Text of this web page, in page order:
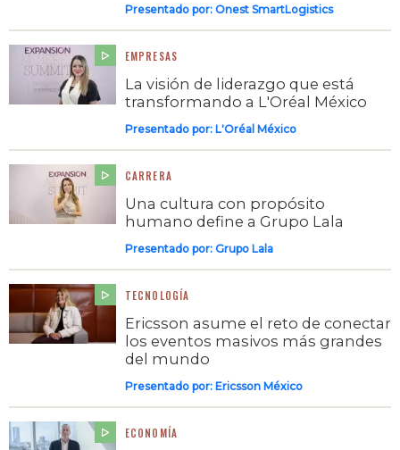
Presentado por: Onest SmartLogistics
EMPRESAS
La visión de liderazgo que está
transformando a L'Oréal México
Presentado por: L'Oréal México
CARRERA
Una cultura con propósito
humano define a Grupo Lala
Presentado por: Grupo Lala
TECNOLOGÍA
Ericsson asume el reto de conectar
los eventos masivos más grandes
del mundo
Presentado por: Ericsson México
ECONOMÍA